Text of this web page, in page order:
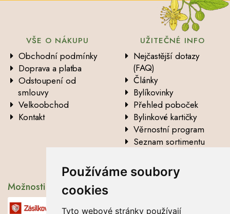
Používáme soubory
cookies
Tyto webové stránky používají
VŠE O NÁKUPU
Obchodní podmínky
Doprava a platba
Odstoupení od
smlouvy
Velkoobchod
Kontakt
UŽITEČNÉ INFO
Nejčastější dotazy
(FAQ)
Články
Bylíkovinky
Přehled poboček
Bylinkové kartičky
Věrnostní program
Seznam sortimentu
údajů
Možnosti dopravy